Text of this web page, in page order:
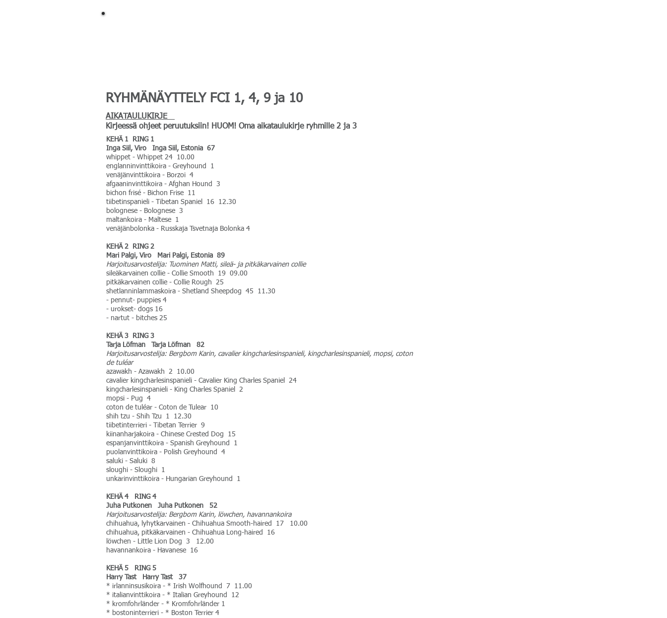
Page Title
RYHMÄNÄYTTELY FCI 1, 4, 9 ja 10
AIKATAULUKIRJE
Kirjeessä ohjeet peruutuksiin! HUOM! Oma aikataulukirje ryhmille 2 ja 3
KEHÄ 1 RING 1
Inga Siil, Viro Inga Siil, Estonia 67
whippet - Whippet 24 10.00
englanninvinttikoira - Greyhound 1
venäjänvinttikoira - Borzoi 4
afgaaninvinttikoira - Afghan Hound 3
bichon frisé - Bichon Frise 11
tiibetinspanieli - Tibetan Spaniel 16 12.30
bolognese - Bolognese 3
maltankoira - Maltese 1
venäjänbolonka - Russkaja Tsvetnaja Bolonka 4
KEHÄ 2 RING 2
Mari Palgi, Viro Mari Palgi, Estonia 89
Harjoitusarvostelija: Tuominen Matti, sileä- ja pitkäkarvainen collie
sileäkarvainen collie - Collie Smooth 19 09.00
pitkäkarvainen collie - Collie Rough 25
shetlanninlammaskoira - Shetland Sheepdog 45 11.30
- pennut- puppies 4
- urokset- dogs 16
- nartut - bitches 25
KEHÄ 3 RING 3
Tarja Löfman Tarja Löfman 82
Harjoitusarvostelija: Bergbom Karin, cavalier kingcharlesinspanieli, kingcharlesinspanieli, mopsi, coton
de tuléar
azawakh - Azawakh 2 10.00
cavalier kingcharlesinspanieli - Cavalier King Charles Spaniel 24
kingcharlesinspanieli - King Charles Spaniel 2
mopsi - Pug 4
coton de tuléar - Coton de Tulear 10
shih tzu - Shih Tzu 1 12.30
tiibetinterrieri - Tibetan Terrier 9
kiinanharjakoira - Chinese Crested Dog 15
espanjanvinttikoira - Spanish Greyhound 1
puolanvinttikoira - Polish Greyhound 4
saluki - Saluki 8
sloughi - Sloughi 1
unkarinvinttikoira - Hungarian Greyhound 1
KEHÄ 4 RING 4
Juha Putkonen Juha Putkonen 52
Harjoitusarvostelija: Bergbom Karin, löwchen, havannankoira
chihuahua, lyhytkarvainen - Chihuahua Smooth-haired 17 10.00
chihuahua, pitkäkarvainen - Chihuahua Long-haired 16
löwchen - Little Lion Dog 3 12.00
havannankoira - Havanese 16
KEHÄ 5 RING 5
Harry Tast Harry Tast 37
* irlanninsusikoira - * Irish Wolfhound 7 11.00
* italianvinttikoira - * Italian Greyhound 12
* kromfohrländer - * Kromfohrländer 1
* bostoninterrieri - * Boston Terrier 4